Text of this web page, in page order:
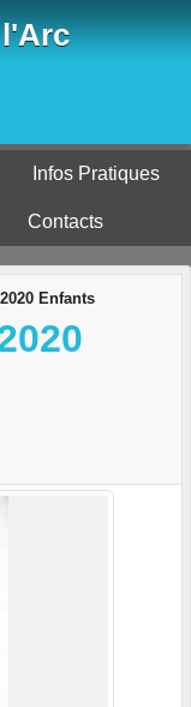
Infos Pratiques
Contacts
Enfants